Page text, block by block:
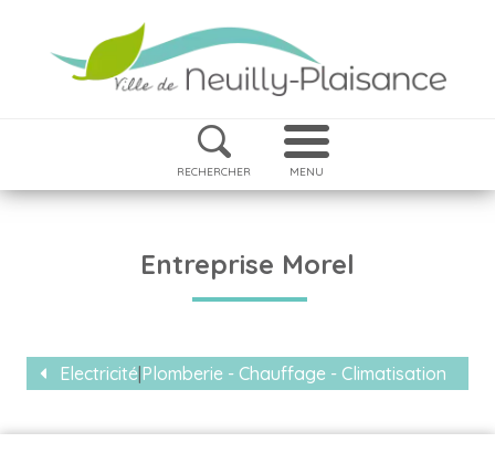
RECHERCHER MENU
Entreprise Morel
Electricité Plomberie - Chauffage - Climatisation